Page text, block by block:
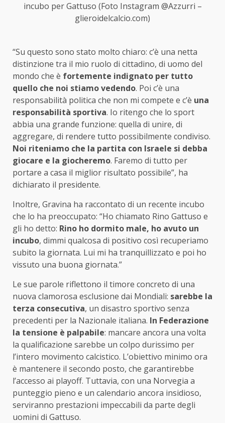
incubo per Gattuso (Foto Instagram @Azzurri –
glieroidelcalcio.com)
“Su questo sono stato molto chiaro: c’è una netta
distinzione tra il mio ruolo di cittadino, di uomo del
mondo che è fortemente indignato per tutto
quello che noi stiamo vedendo. Poi c’è una
responsabilità politica che non mi compete e c’è una
responsabilità sportiva. Io ritengo che lo sport
abbia una grande funzione: quella di unire, di
aggregare, di rendere tutto possibilmente condiviso.
Noi riteniamo che la partita con Israele si debba
giocare e la giocheremo. Faremo di tutto per
portare a casa il miglior risultato possibile”, ha
dichiarato il presidente.
Inoltre, Gravina ha raccontato di un recente incubo
che lo ha preoccupato: “Ho chiamato Rino Gattuso e
gli ho detto: Rino ho dormito male, ho avuto un
incubo, dimmi qualcosa di positivo così recuperiamo
subito la giornata. Lui mi ha tranquillizzato e poi ho
vissuto una buona giornata.”
Le sue parole riflettono il timore concreto di una
nuova clamorosa esclusione dai Mondiali: sarebbe la
terza consecutiva, un disastro sportivo senza
precedenti per la Nazionale italiana. In Federazione
la tensione è palpabile: mancare ancora una volta
la qualificazione sarebbe un colpo durissimo per
l’intero movimento calcistico. L’obiettivo minimo ora
è mantenere il secondo posto, che garantirebbe
l’accesso ai playoff. Tuttavia, con una Norvegia a
punteggio pieno e un calendario ancora insidioso,
serviranno prestazioni impeccabili da parte degli
uomini di Gattuso.